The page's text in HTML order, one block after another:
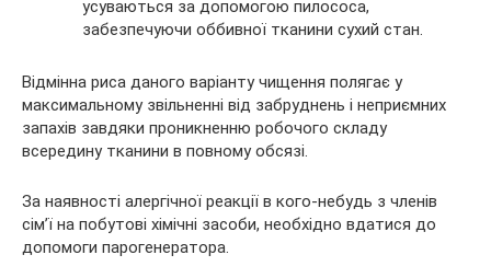
усуваються за допомогою пилососа,
забезпечуючи оббивної тканини сухий стан.
Відмінна риса даного варіанту чищення полягає у
максимальному звільненні від забруднень і неприємних
запахів завдяки проникненню робочого складу
всередину тканини в повному обсязі.
За наявності алергічної реакції в кого-небудь з членів
сім’ї на побутові хімічні засоби, необхідно вдатися до
допомоги парогенератора.